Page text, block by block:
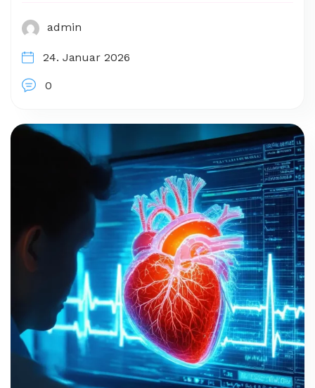
admin
24. Januar 2026
0